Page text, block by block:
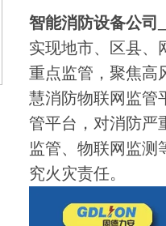
智能消防设备公司
实现地市、区县、
重点监管，聚焦高
慧消防物联网监管
管平台，对消防严
监管、物联网监测
究火灾责任。